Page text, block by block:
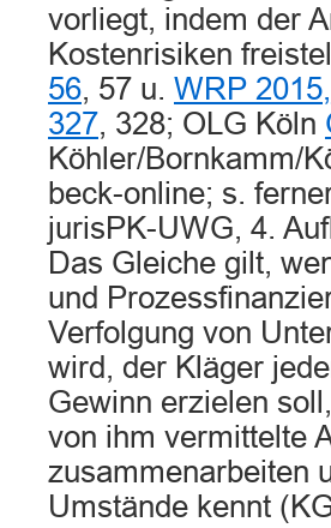
vorliegt, indem der
Kostenrisiken
56, 57 u. WRP
327, 328; OLG Köln
Köhler/Bornkamm/
beck-online; s.
jurisPK-UWG, 4.
Das Gleiche gilt,
und
Verfolgung von
wird, der Kläger
Gewinn erzielen
von ihm vermittelte
zusammenarbeiten
Umstände kennt